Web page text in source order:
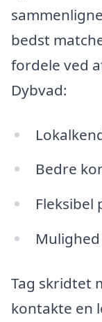
bedst
fordele ved
Dybvad:
Bedre
Tag skridtet
kontakte en